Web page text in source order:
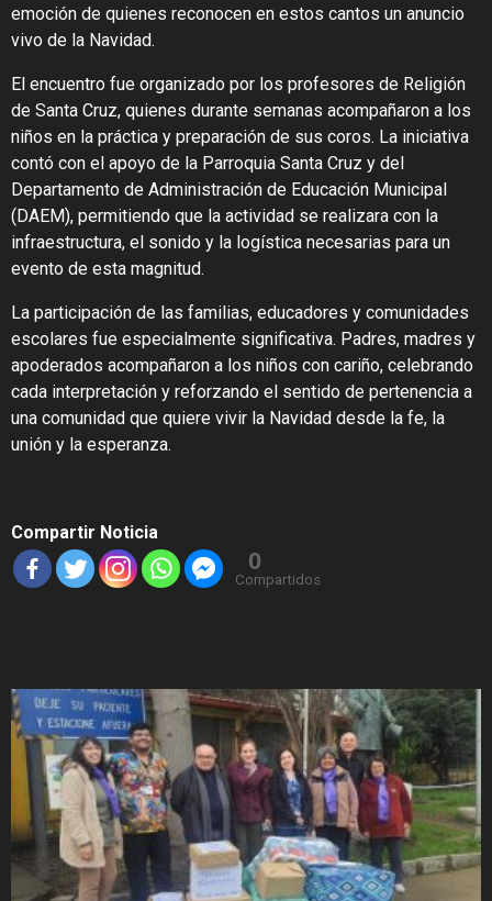
emoción de quienes reconocen en estos cantos un anuncio
vivo de la Navidad.
El encuentro fue organizado por los profesores de Religión
de Santa Cruz, quienes durante semanas acompañaron a los
niños en la práctica y preparación de sus coros. La iniciativa
contó con el apoyo de la Parroquia Santa Cruz y del
Departamento de Administración de Educación Municipal
(DAEM), permitiendo que la actividad se realizara con la
infraestructura, el sonido y la logística necesarias para un
evento de esta magnitud.
La participación de las familias, educadores y comunidades
escolares fue especialmente significativa. Padres, madres y
apoderados acompañaron a los niños con cariño, celebrando
cada interpretación y reforzando el sentido de pertenencia a
una comunidad que quiere vivir la Navidad desde la fe, la
unión y la esperanza.
Compartir Noticia
0
Compartidos